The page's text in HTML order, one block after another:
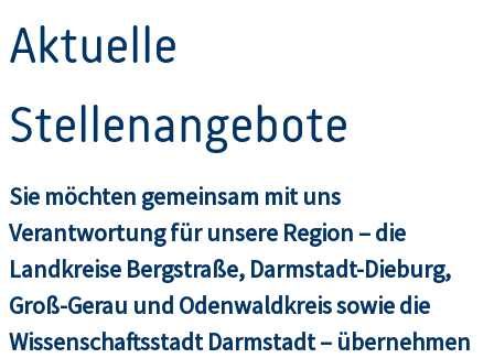
Aktuelle
Stellenangebote
Sie möchten gemeinsam mit uns
Verantwortung für unsere Region – die
Landkreise Bergstraße, Darmstadt-Dieburg,
Groß-Gerau und Odenwaldkreis sowie die
Wissenschaftsstadt Darmstadt – übernehmen